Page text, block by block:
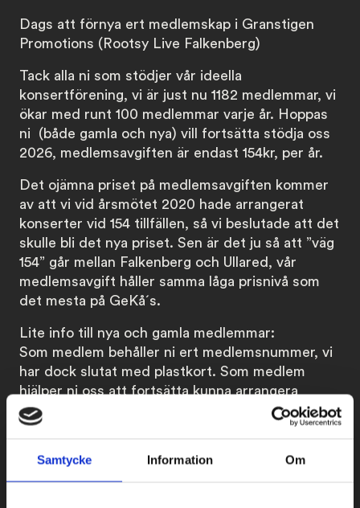
Samtycke Information Om
Dags att förnya ert medlemskap i Granstigen
Promotions (Rootsy Live Falkenberg)
Tack alla ni som stödjer vår ideella
konsertförening, vi är just nu 1182 medlemmar, vi
ökar med runt 100 medlemmar varje år. Hoppas
ni (både gamla och nya) vill fortsätta stödja oss
2026, medlemsavgiften är endast 154kr, per år.
Det ojämna priset på medlemsavgiften kommer
av att vi vid årsmötet 2020 hade arrangerat
konserter vid 154 tillfällen, så vi beslutade att det
skulle bli det nya priset. Sen är det ju så att ”väg
154” går mellan Falkenberg och Ullared, vår
medlemsavgift håller samma låga prisnivå som
det mesta på GeKå´s.
Lite info till nya och gamla medlemmar:
Som medlem behåller ni ert medlemsnummer, vi
har dock slutat med plastkort. Som medlem
hjälper ni oss att fortsätta kunna arrangera
konserter med artister av hög kvalitet i
Falkenberg. Medlemskortet ger rabatterat pris
Trädgård och Tryckhallen. Ni behöver inget
fysiskt medlemskort för att beställa biljetter, vi